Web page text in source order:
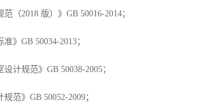
（2018 版）》GB 50016-2014；
》GB 50034-2013；
计规范》GB 50038-2005；
范》GB 50052-2009；